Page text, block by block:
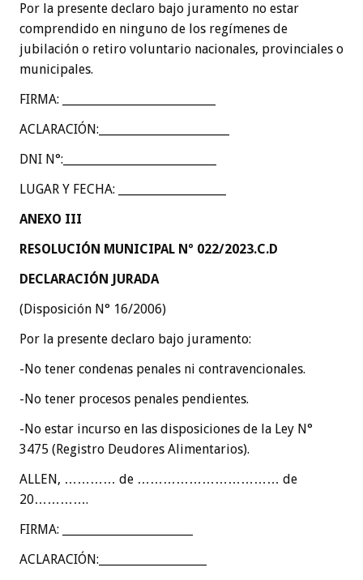
Por la presente declaro bajo juramento no estar
comprendido en ninguno de los regímenes de
jubilación o retiro voluntario nacionales, provinciales o
municipales.
FIRMA: ___________________________
ACLARACIÓN:_______________________
DNI N°:___________________________
LUGAR Y FECHA: ___________________
ANEXO III
RESOLUCIÓN MUNICIPAL Nº 022/2023.C.D
DECLARACIÓN JURADA
(Disposición N° 16/2006)
Por la presente declaro bajo juramento:
-No tener condenas penales ni contravencionales.
-No tener procesos penales pendientes.
-No estar incurso en las disposiciones de la Ley N°
3475 (Registro Deudores Alimentarios).
ALLEN, ………… de …………………………… de
20………….
FIRMA: _______________________
ACLARACIÓN:___________________